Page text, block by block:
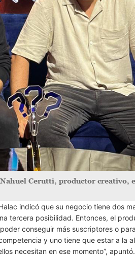
Cerutti, productor creativo,
indicó que su negocio tiene dos
tercera posibilidad. Entonces, el
conseguir más suscriptores o
y uno tiene que estar a la
necesitan en ese momento”, apuntó.